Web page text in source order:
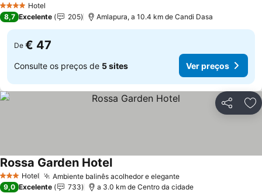
4 EstrelasHotel
8,7 Excelente 205 Amlapura, a 10.4 km de Candi Dasa
De € 47
Consulte os preços de 5 sites Ver preços
Partilhar
3 EstrelasHotel Ambiente balinês acolhedor e elegante
Rossa Garden Hotel
9,0 Excelente 733 a 3.0 km de Centro da cidade